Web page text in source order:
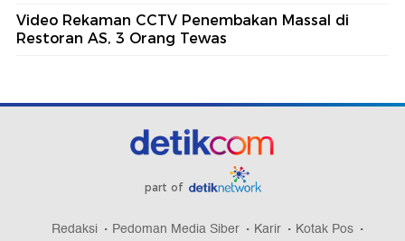
Video Rekaman CCTV Penembakan Massal di
Restoran AS, 3 Orang Tewas
part of
Redaksi Pedoman Media Siber Karir Kotak Pos